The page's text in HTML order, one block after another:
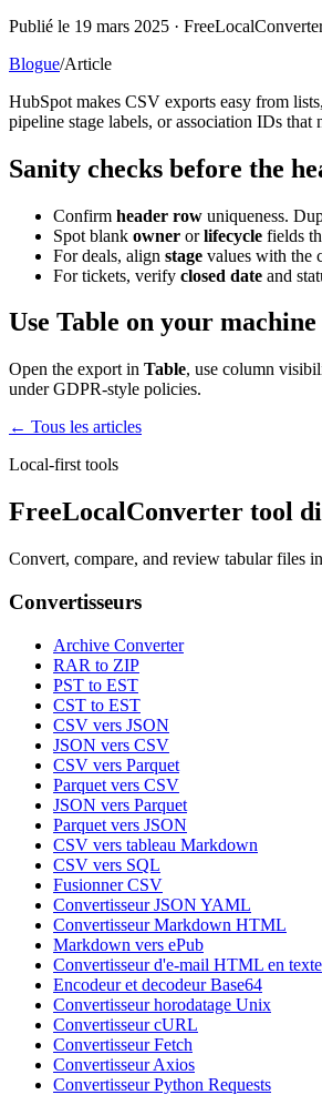
Publié le 19 mars 2025 ·
Blogue/Article
HubSpot makes CSV exports easy from
pipeline stage labels, or association IDs that
Sanity checks before the
Confirm header row uniqueness.
Spot blank owner orlifecycle fields
For deals, align stage values with the
For tickets, verify closed date and
Use Table on your machine
Open the export in Table, use column
under GDPR-style policies.
← Tous les articles
Local-first tools
FreeLocalConverter tool
Convert, compare, and review tabular files
Convertisseurs
Archive Converter
RAR to ZIP
PST to EST
CST to EST
CSV vers JSON
JSON vers CSV
CSV vers Parquet
Parquet vers CSV
JSON vers Parquet
Parquet vers JSON
CSV vers tableau Markdown
CSV vers SQL
Fusionner CSV
Convertisseur JSON YAML
Convertisseur Markdown HTML
Markdown vers ePub
Convertisseur d'e-mail HTML en texte
Encodeur et decodeur Base64
Convertisseur horodatage Unix
Convertisseur cURL
Convertisseur Fetch
Convertisseur Axios
Convertisseur Python Requests